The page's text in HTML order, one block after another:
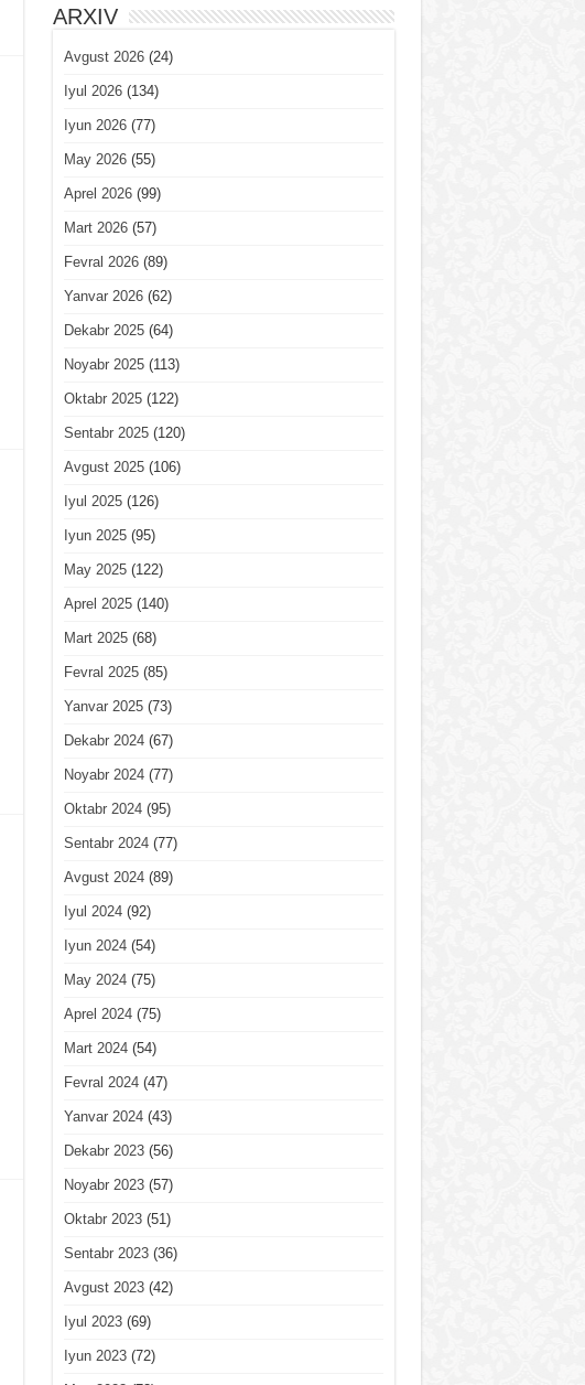
ARXIV
Avgust 2026(24)
Iyul 2026(134)
Iyun 2026(77)
May 2026(55)
Aprel 2026(99)
Mart 2026(57)
Fevral 2026(89)
Yanvar 2026(62)
Dekabr 2025(64)
Noyabr 2025(113)
Oktabr 2025(122)
Sentabr 2025(120)
Avgust 2025(106)
Iyul 2025(126)
Iyun 2025(95)
May 2025(122)
Aprel 2025(140)
Mart 2025(68)
Fevral 2025(85)
Yanvar 2025(73)
Dekabr 2024(67)
Noyabr 2024(77)
Oktabr 2024(95)
Sentabr 2024(77)
Avgust 2024(89)
Iyul 2024(92)
Iyun 2024(54)
May 2024(75)
Aprel 2024(75)
Mart 2024(54)
Fevral 2024(47)
Yanvar 2024(43)
Dekabr 2023(56)
Noyabr 2023(57)
Oktabr 2023(51)
Sentabr 2023(36)
Avgust 2023(42)
Iyul 2023(69)
Iyun 2023(72)